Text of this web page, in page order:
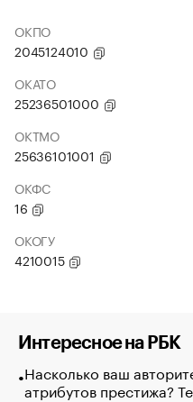
ОКПО
2045124010
ОКАТО
25236501000
ОКТМО
25636101001
ОКФС
16
ОКОГУ
4210015
Интересное на РБК
Насколько ваш
атрибутов престижа?